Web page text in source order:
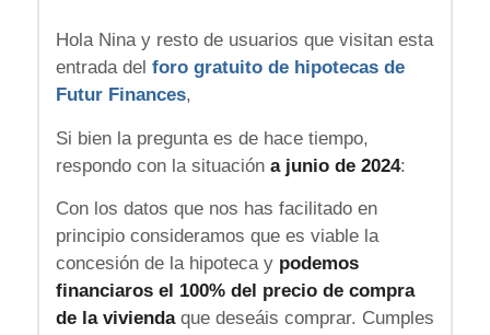
Hola Nina y resto de usuarios que visitan esta
entrada del foro gratuito de hipotecas de
Futur Finances,
Si bien la pregunta es de hace tiempo,
respondo con la situación a junio de 2024:
Con los datos que nos has facilitado en
principio consideramos que es viable la
concesión de la hipoteca y podemos
financiaros el 100% del precio de compra
de la viviendaque deseáis comprar. Cumples